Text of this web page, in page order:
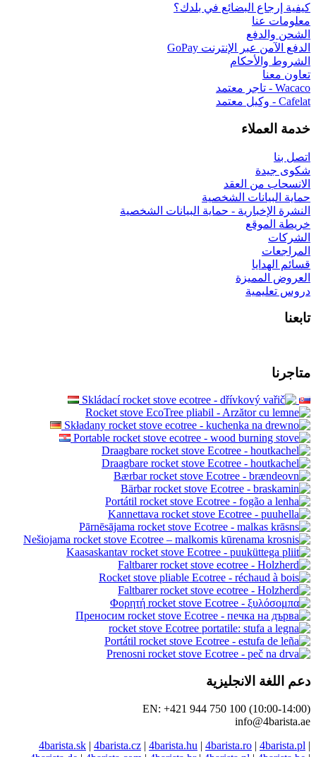
كيفية إرجاع البضائع في بلدك؟
معلومات عنا
الشحن والدفع
الدفع الآمن عبر الإنترنت GoPay
الشروط والأحكام
تعاون معنا
Wacaco - تاجر معتمد
Cafelat - وكيل معتمد
خدمة العملاء
اتصل بنا
شكوى جيدة
الانسحاب من العقد
حماية البيانات الشخصية
النشرة الإخبارية - حماية البيانات الشخصية
خريطة الموقع
الشركات
المراجعات
قسائم الهدايا
العروض المميزة
دروس تعليمية
تابعنا
متاجرنا
دعم اللغة الانجليزية
EN: +421 944 750 100 (10:00-14:00)
info@4barista.ae
4barista.sk | 4barista.cz | 4barista.hu | 4barista.ro | 4barista.pl |